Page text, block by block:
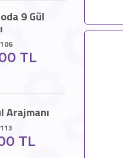
9 Gül
TL
Arajmanı
TL